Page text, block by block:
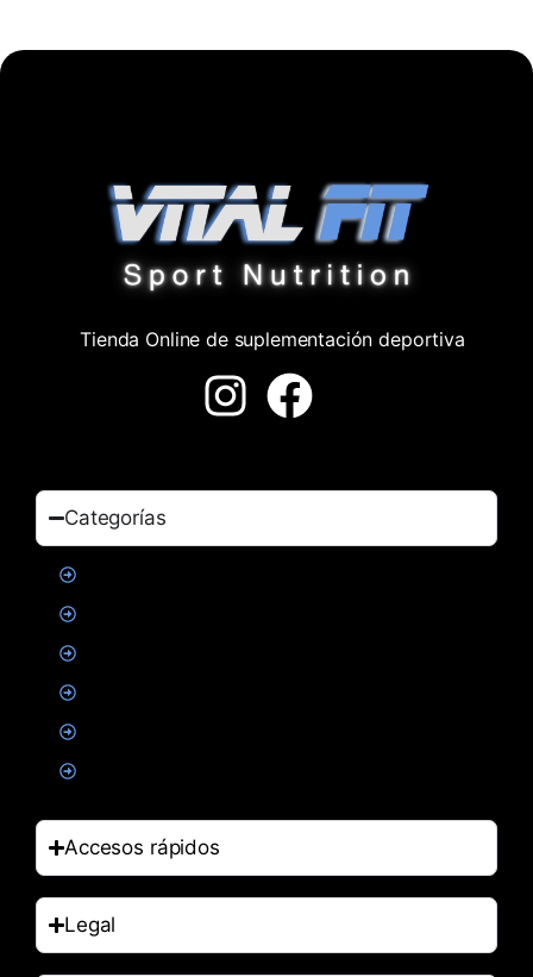
Tienda Online de suplementación deportiva
Categorías
Accesos rápidos
Legal